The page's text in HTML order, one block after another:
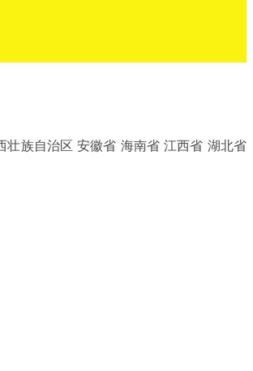
族自治区 安徽省 海南省 江西省 湖北省